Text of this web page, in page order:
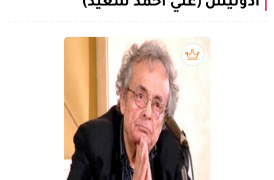
مكتبة عرب كاست
تبرع للمكتبة
بريميوم book